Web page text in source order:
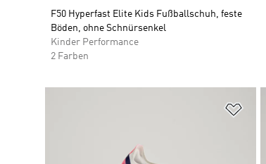
F50 Hyperfast Elite Kids Fußballschuh, feste
Böden, ohne Schnürsenkel
Kinder Performance
2 Farben